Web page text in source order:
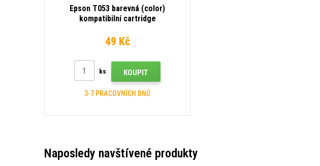
Epson T053 barevná (color)
kompatibilní cartridge
49 Kč
ks KOUPIT
3-7 PRACOVNÍCH DNŮ
Naposledy navštívené produkty